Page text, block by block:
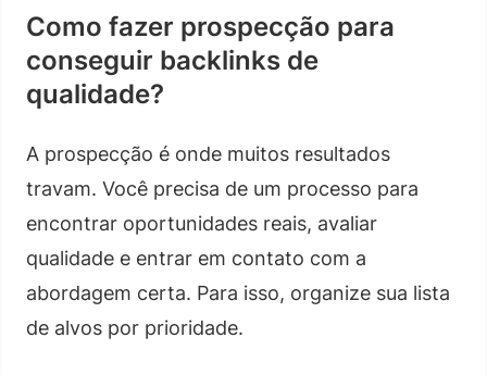
Como fazer prospecção para
conseguir backlinks de
qualidade?
A prospecção é onde muitos resultados
travam. Você precisa de um processo para
encontrar oportunidades reais, avaliar
qualidade e entrar em contato com a
abordagem certa. Para isso, organize sua lista
de alvos por prioridade.